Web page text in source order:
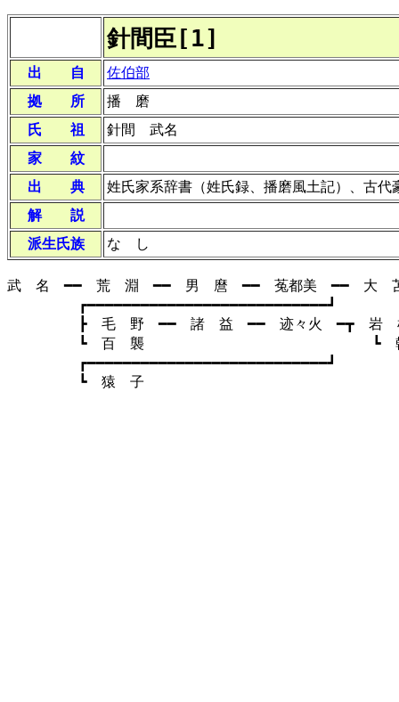
針間臣[1]
出 自
佐伯部
拠 所
播 磨
氏 祖
針間 武名
家 紋
出 典
姓氏家系辞書（姓氏録、播磨風土記）、古代
解 説
派生氏族
な し
武 名 ━━ 荒 淵 ━━ 男 麿 ━━ 菟都美 ━━ 大
┏━━━━━━━━━━━━━━━━━━━━━━━━━━━┛
┣ 毛 野 ━━ 諸 益 ━━ 迹々火 ━┳ 岩
┗ 百 襲 ┗ 韓
┏━━━━━━━━━━━━━━━━━━━━━━━━━━━┛
┗ 猿 子